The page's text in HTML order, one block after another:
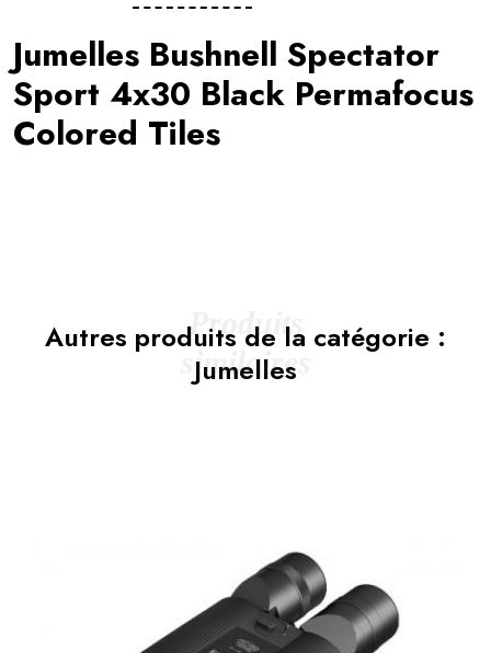
Jumelles Bushnell Spectator
Sport 4x30 Black Permafocus
Colored Tiles
Produits
similaires
Autres produits de la catégorie :
Jumelles